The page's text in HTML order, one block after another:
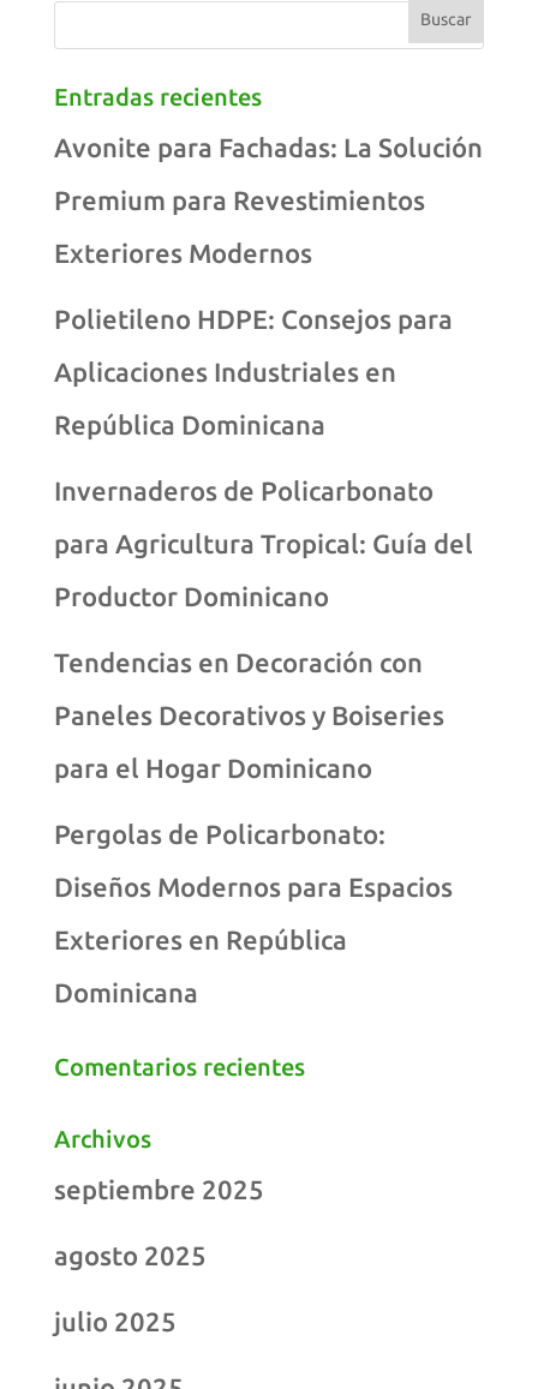
Entradas recientes
Avonite para Fachadas: La Solución
Premium para Revestimientos
Exteriores Modernos
Polietileno HDPE: Consejos para
Aplicaciones Industriales en
República Dominicana
Invernaderos de Policarbonato
para Agricultura Tropical: Guía del
Productor Dominicano
Tendencias en Decoración con
Paneles Decorativos y Boiseries
para el Hogar Dominicano
Pergolas de Policarbonato:
Diseños Modernos para Espacios
Exteriores en República
Dominicana
Comentarios recientes
Archivos
septiembre 2025
agosto 2025
julio 2025